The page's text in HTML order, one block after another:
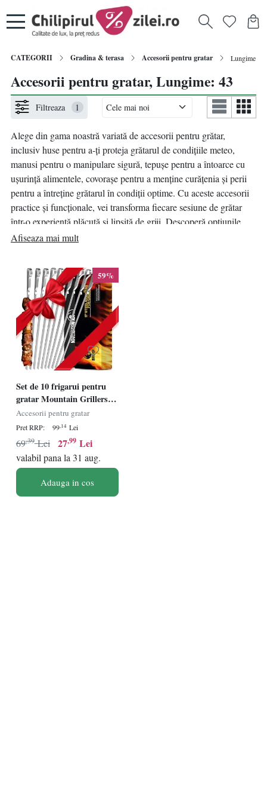
CATEGORII Gradina & terasa Accesorii pentru gratar Lungime: 43
Accesorii pentru gratar, Lungime: 43
Filtreaza 1
Alege din gama noastră variată de accesorii pentru grătar,
inclusiv huse pentru a-ți proteja grătarul de condițiile meteo,
manusi pentru o manipulare sigură, tepușe pentru a întoarce cu
ușurință alimentele, covorașe pentru a menține curățenia și perii
pentru a întreține grătarul în condiții optime. Cu aceste accesorii
practice și funcționale, vei transforma fiecare sesiune de grătar
într-o experiență plăcută și lipsită de griji. Descoperă opțiunile
noastre și pregătește-te pentru o aventură culinară savuroasă în
Afiseaza mai mult
59%
Set de 10 frigarui pentru
gratar Mountain Grillers,
otel inoxidabil, argintiu, 43
cm
Accesorii pentru gratar
Pret RRP: 99,14 Lei
27,99 Lei
69,39 Lei
valabil pana la 31 aug.
Adauga in cos